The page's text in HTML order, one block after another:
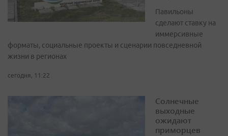
Павильоны
сделают ставку на
иммерсивные
форматы, социальные проекты и сценарии повседневной
жизни в регионах
сегодня, 11:22
Солнечные
выходные
ожидают
приморцев